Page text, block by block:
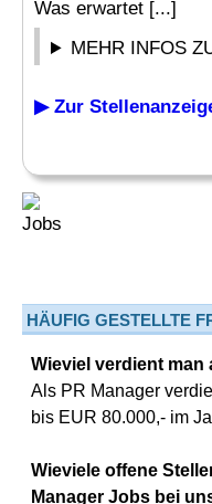
Was erwartet [...]
MEHR INFOS
▶ Zur
HÄUFIG GESTELLTE
Wieviel verdient man
Als PR Manager
bis EUR 80.000,- im
Wieviele offene
Manager Jobs bei